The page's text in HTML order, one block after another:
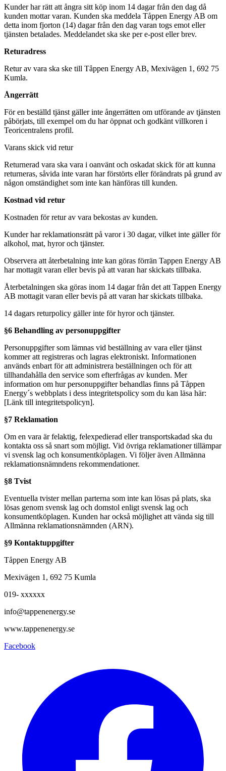
Kunder har rätt att ångra sitt köp inom 14 dagar från den dag då
kunden mottar varan. Kunden ska meddela Tåppen Energy AB om
detta inom fjorton (14) dagar från den dag varan togs emot eller
tjänsten betalades. Meddelandet ska ske per e-post eller brev.
Returadress
Retur av vara ska ske till Tåppen Energy AB, Mexivägen 1, 692 75
Kumla.
Ångerrätt
För en beställd tjänst gäller inte ångerrätten om utförande av tjänsten
påbörjats, till exempel om du har öppnat och godkänt villkoren i
Teoricentralens profil.
Varans skick vid retur
Returnerad vara ska vara i oanvänt och oskadat skick för att kunna
returneras, såvida inte varan har förstörts eller förändrats på grund av
någon omständighet som inte kan hänföras till kunden.
Kostnad vid retur
Kostnaden för retur av vara bekostas av kunden.
Kunder har reklamationsrätt på varor i 30 dagar, vilket inte gäller för
alkohol, mat, hyror och tjänster.
Observera att återbetalning inte kan göras förrän Tappen Energy AB
har mottagit varan eller bevis på att varan har skickats tillbaka.
Återbetalningen ska göras inom 14 dagar från det att Tappen Energy
AB mottagit varan eller bevis på att varan har skickats tillbaka.
14 dagars returpolicy gäller inte för hyror och tjänster.
§6 Behandling av personuppgifter
Personuppgifter som lämnas vid beställning av vara eller tjänst
kommer att registreras och lagras elektroniskt. Informationen
används enbart för att administrera beställningen och för att
tillhandahålla den service som efterfrågas av kunden. Mer
information om hur personuppgifter behandlas finns på Tåppen
Energy´s webbplats i dess integritetspolicy som du kan läsa här:
[Länk till integritetspolicyn].
§7 Reklamation
Om en vara är felaktig, felexpedierad eller transportskadad ska du
kontakta oss så snart som möjligt. Vid övriga reklamationer tillämpar
vi svensk lag och konsumentköplagen. Vi följer även Allmänna
reklamationsnämndens rekommendationer.
§8 Tvist
Eventuella tvister mellan parterna som inte kan lösas på plats, ska
lösas genom svensk lag och domstol enligt svensk lag och
konsumentköplagen. Kunden har också möjlighet att vända sig till
Allmänna reklamationsnämnden (ARN).
§9 Kontaktuppgifter
Tåppen Energy AB
Mexivägen 1, 692 75 Kumla
019- xxxxxx
info@tappenenergy.se
www.tappenenergy.se
Facebook